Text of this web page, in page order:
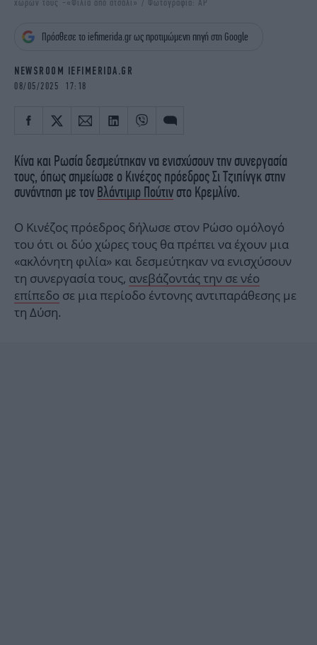
iBOOKS
ΖΩΔΙΑ
OSCARS
NEWSLETTER
χωρών τους -«Φιλία από ατσάλι» / Φωτογραφία: AP
Πρόσθεσε το iefimerida.gr ως προτιμώμενη πηγή στη Google
NEWSROOM IEFIMERIDA.GR
08/05/2025 17:18
Κίνα και Ρωσία δεσμεύτηκαν να ενισχύσουν την συνεργασία
τους, όπως σημείωσε ο Κινέζος πρόεδρος Σι Τζιπίνγκ στην
συνάντηση με τον Βλάντιμιρ Πούτιν στο Κρεμλίνο.
Ο Κινέζος πρόεδρος δήλωσε στον Ρώσο ομόλογό
του ότι οι δύο χώρες τους θα πρέπει να έχουν μια
«ακλόνητη φιλία» και δεσμεύτηκαν να ενισχύσουν
τη συνεργασία τους, ανεβάζοντάς την σε νέο
επίπεδο σε μια περίοδο έντονης αντιπαράθεσης με
τη Δύση.